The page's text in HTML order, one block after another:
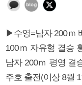
▶수영=남자 200ｍ
100ｍ 자유형 결승
남자 200ｍ 평영 결
주호 출전(이상 8월